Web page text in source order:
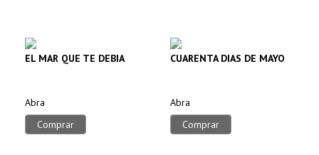
EL MAR QUE TE DEBIA
Abra
Comprar
CUARENTA DIAS DE MAYO
Abra
Comprar